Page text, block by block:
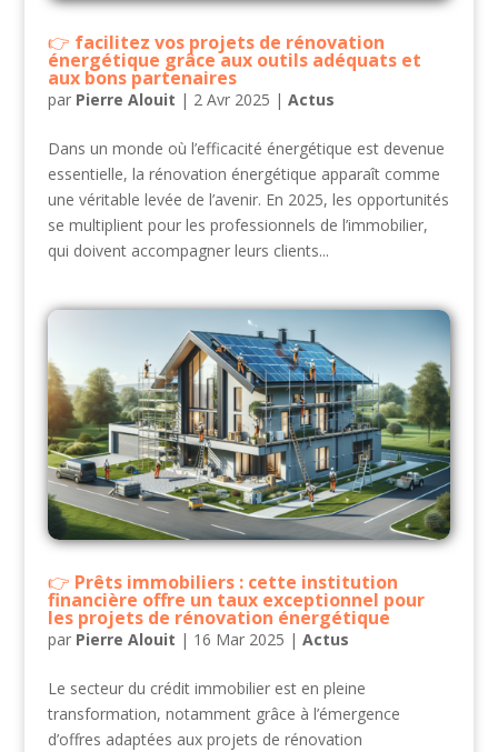
facilitez vos projets de rénovation
énergétique grâce aux outils adéquats et
aux bons partenaires
par Pierre Alouit | 2 Avr 2025 | Actus
Dans un monde où l’efficacité énergétique est devenue
essentielle, la rénovation énergétique apparaît comme
une véritable levée de l’avenir. En 2025, les opportunités
se multiplient pour les professionnels de l’immobilier,
qui doivent accompagner leurs clients...
Prêts immobiliers : cette institution
financière offre un taux exceptionnel pour
les projets de rénovation énergétique
par Pierre Alouit | 16 Mar 2025 | Actus
Le secteur du crédit immobilier est en pleine
transformation, notamment grâce à l’émergence
d’offres adaptées aux projets de rénovation